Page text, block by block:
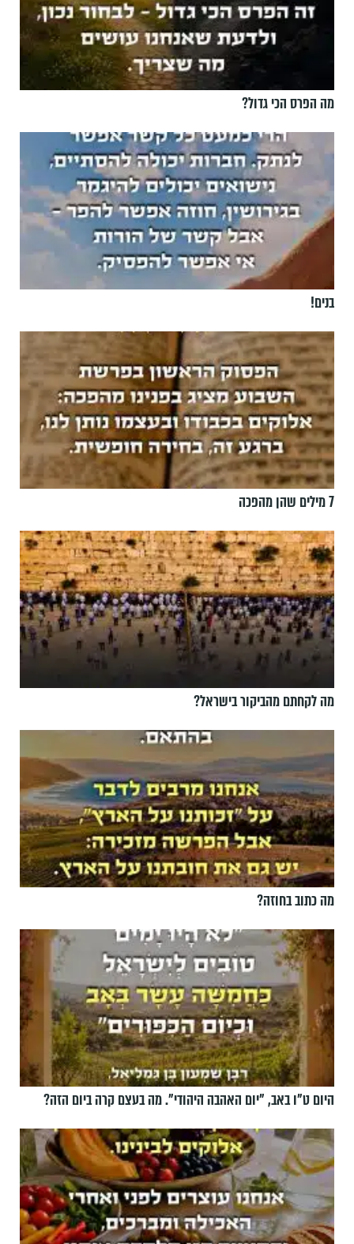
מה הפרס הכי גדול?
בנים!
7 מילים שהן מהפכה
מה לקחתם מהביקור בישראל?
מה כתוב בחוזה?
היום ט"ו באב, ”יום האהבה היהודי". מה בעצם קרה ביום הזה?